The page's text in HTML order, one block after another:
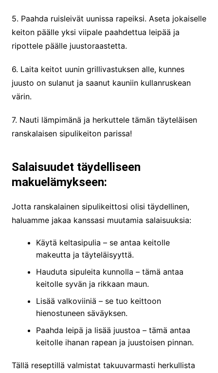
5. Paahda ruisleivät uunissa rapeiksi. Aseta jokaiselle
keiton päälle yksi viipale paahdettua leipää ja
ripottele päälle juustoraastetta.
6. Laita keitot uunin grillivastuksen alle, kunnes
juusto on sulanut ja saanut kauniin kullanruskean
värin.
7. Nauti lämpimänä ja herkuttele tämän täyteläisen
ranskalaisen sipulikeiton parissa!
Salaisuudet täydelliseen
makuelämykseen:
Jotta ranskalainen sipulikeittosi olisi täydellinen,
haluamme jakaa kanssasi muutamia salaisuuksia:
Käytä keltasipulia – se antaa keitolle
makeutta ja täyteläisyyttä.
Hauduta sipuleita kunnolla – tämä antaa
keitolle syvän ja rikkaan maun.
Lisää valkoviiniä – se tuo keittoon
hienostuneen säväyksen.
Paahda leipä ja lisää juustoa – tämä antaa
keitolle ihanan rapean ja juustoisen pinnan.
Tällä reseptillä valmistat takuuvarmasti herkullista